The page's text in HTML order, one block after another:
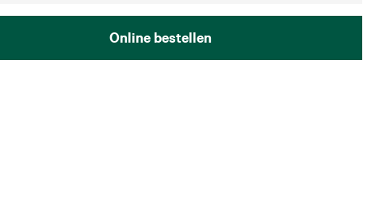
Online bestellen